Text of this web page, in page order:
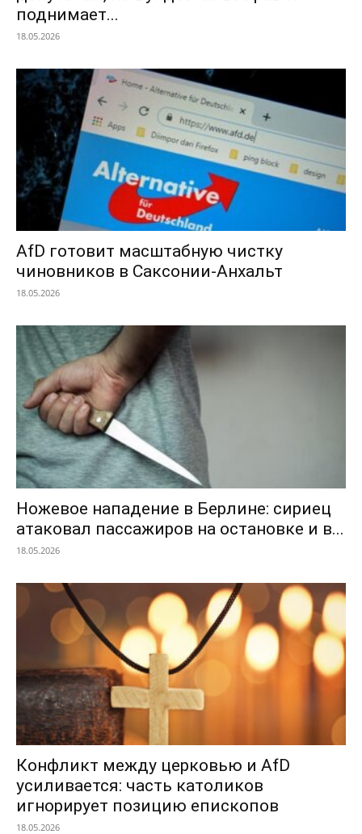
поднимает...
18.05.2026
AfD готовит масштабную чистку
чиновников в Саксонии-Анхальт
18.05.2026
Ножевое нападение в Берлине: сириец
атаковал пассажиров на остановке и в...
18.05.2026
Конфликт между церковью и AfD
усиливается: часть католиков
игнорирует позицию епископов
18.05.2026